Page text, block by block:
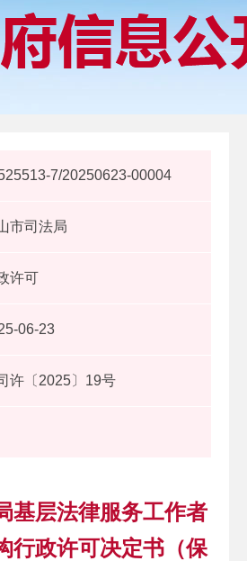
7/20250623-00004
市司法局
许可
06-23
许〔2025〕19号
基层法律服务工作者
行政许可决定书（保